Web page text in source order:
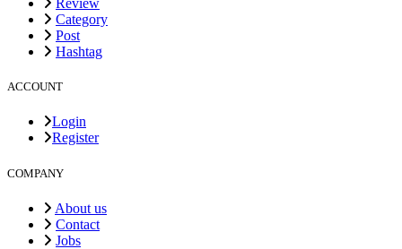
Review
Category
Post
Hashtag
ACCOUNT
Login
Register
COMPANY
About us
Contact
Jobs